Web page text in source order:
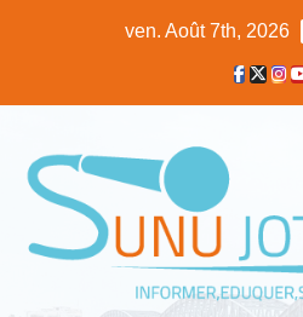
ven. Août 7th, 2026